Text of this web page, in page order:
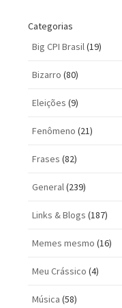
Categorias
Big CPI Brasil(19)
Bizarro (80)
Eleições (9)
Fenômeno (21)
Frases (82)
General(239)
Links & Blogs (187)
Memes mesmo (16)
Meu Crássico (4)
Música (58)